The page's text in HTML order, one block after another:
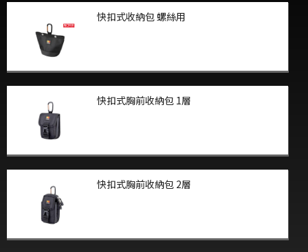
快扣式收納包 螺絲用
快扣式胸前收納包 1層
快扣式胸前收納包 2層